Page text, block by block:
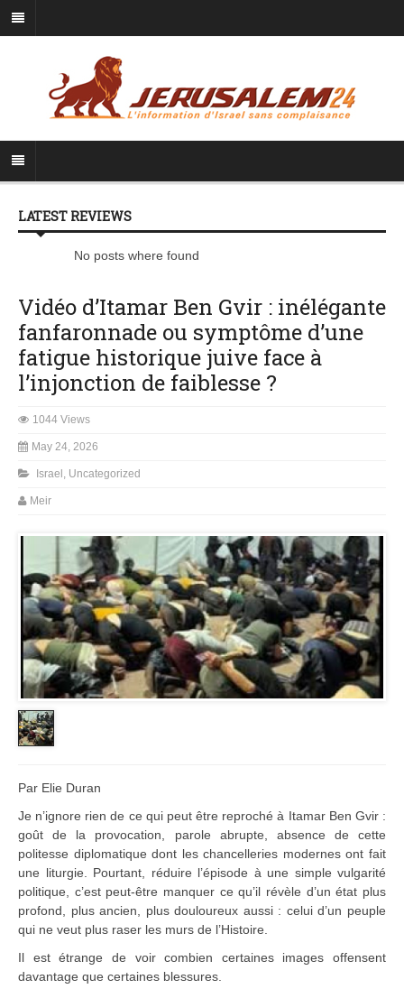
LATEST REVIEWS
No posts where found
Vidéo d’Itamar Ben Gvir : inélégante
fanfaronnade ou symptôme d’une
fatigue historique juive face à
l’injonction de faiblesse ?
1044 Views
May 24, 2026
Israel , Uncategorized
Meir
Par Elie Duran
Je n’ignore rien de ce qui peut être reproché à Itamar Ben Gvir :
goût de la provocation, parole abrupte, absence de cette
politesse diplomatique dont les chancelleries modernes ont fait
une liturgie. Pourtant, réduire l’épisode à une simple vulgarité
politique, c’est peut-être manquer ce qu’il révèle d’un état plus
profond, plus ancien, plus douloureux aussi : celui d’un peuple
qui ne veut plus raser les murs de l’Histoire.
Il est étrange de voir combien certaines images offensent
davantage que certaines blessures.